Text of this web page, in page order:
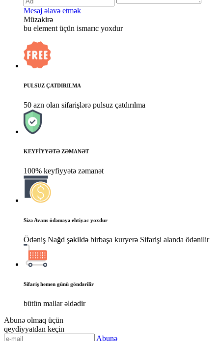
Mesaj əlavə etmək
Müzakirə
bu element üçün ismarıc yoxdur
PULSUZ ÇATDIRILMA
50 azn olan sifarişlərə pulsuz çatdırılma
KEYFİYYƏTƏ ZƏMANƏT
100% keyfiyyətə zəmanət
Sizə Avans ödəməyə ehtiyac yoxdur
Ödəniş Nağd şəkildə birbaşa kuryerə Sifarişi alanda ödənilir
Sifariş hemen günü göndərilir
bütün mallar əldədir
Abunə olmaq üçün
qeydiyyatdan keçin
Abunə